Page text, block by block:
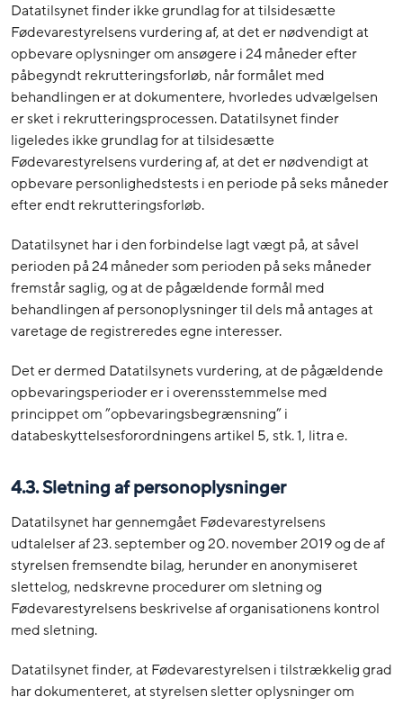
Datatilsynet finder ikke grundlag for at tilsidesætte
Fødevarestyrelsens vurdering af, at det er nødvendigt at
opbevare oplysninger om ansøgere i 24 måneder efter
påbegyndt rekrutteringsforløb, når formålet med
behandlingen er at dokumentere, hvorledes udvælgelsen
er sket i rekrutteringsprocessen. Datatilsynet finder
ligeledes ikke grundlag for at tilsidesætte
Fødevarestyrelsens vurdering af, at det er nødvendigt at
opbevare personlighedstests i en periode på seks måneder
efter endt rekrutteringsforløb.
Datatilsynet har i den forbindelse lagt vægt på, at såvel
perioden på 24 måneder som perioden på seks måneder
fremstår saglig, og at de pågældende formål med
behandlingen af personoplysninger til dels må antages at
varetage de registreredes egne interesser.
Det er dermed Datatilsynets vurdering, at de pågældende
opbevaringsperioder er i overensstemmelse med
princippet om ”opbevaringsbegrænsning” i
databeskyttelsesforordningens artikel 5, stk. 1, litra e.
4.3. Sletning af personoplysninger
Datatilsynet har gennemgået Fødevarestyrelsens
udtalelser af 23. september og 20. november 2019 og de af
styrelsen fremsendte bilag, herunder en anonymiseret
slettelog, nedskrevne procedurer om sletning og
Fødevarestyrelsens beskrivelse af organisationens kontrol
med sletning.
Datatilsynet finder, at Fødevarestyrelsen i tilstrækkelig grad
har dokumenteret, at styrelsen sletter oplysninger om